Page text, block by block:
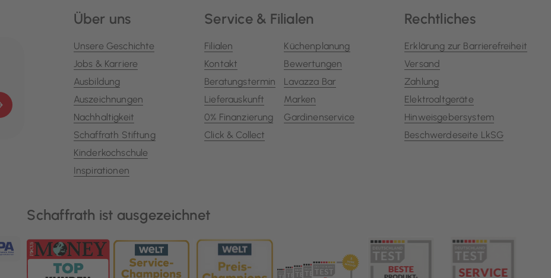
Über uns
Unsere Geschichte
Jobs & Karriere
Ausbildung
Auszeichnungen
Nachhaltigkeit
Schaffrath Stiftung
Kinderkochschule
Inspirationen
Service & Filialen
Filialen
Kontakt
Beratungstermin
Lieferauskunft
0% Finanzierung
Click & Collect
Küchenplanung
Bewertungen
Lavazza Bar
Marken
Gardinenservice
Rechtliches
Erklärung zur Barrierefreiheit
Versand
Zahlung
Elektroaltgeräte
Hinweisgebersystem
Beschwerdeseite LkSG
Schaffrath ist ausgezeichnet